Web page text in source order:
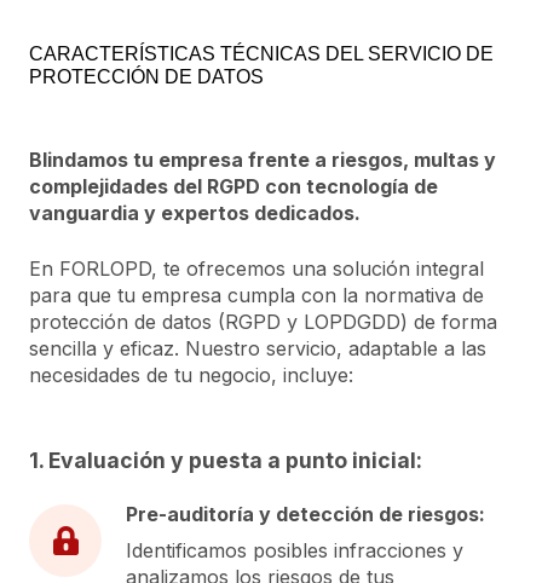
CARACTERÍSTICAS TÉCNICAS DEL SERVICIO DE
PROTECCIÓN DE DATOS
Blindamos tu empresa frente a riesgos, multas y
complejidades del RGPD con tecnología de
vanguardia y expertos dedicados.
En FORLOPD, te ofrecemos una solución integral
para que tu empresa cumpla con la normativa de
protección de datos (RGPD y LOPDGDD) de forma
sencilla y eficaz. Nuestro servicio, adaptable a las
necesidades de tu negocio, incluye:
1. Evaluación y puesta a punto inicial:
Pre-auditoría y detección de riesgos:
Identificamos posibles infracciones y
analizamos los riesgos de tus